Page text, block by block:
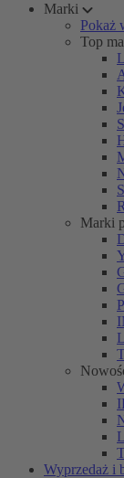
Marki
Pokaż
Top
Marki
Wyprzedaż i